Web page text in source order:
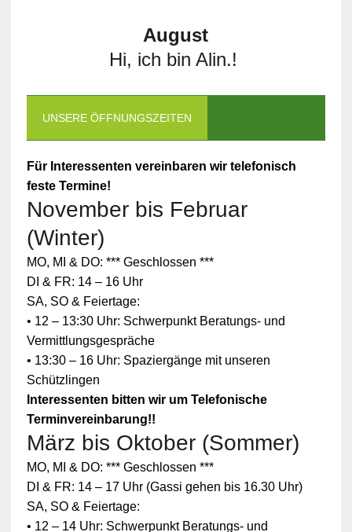
August
Hi, ich bin Alin.!
UNSERE ÖFFNUNGSZEITEN
Für Interessenten vereinbaren wir telefonisch
feste Termine!
November bis Februar
(Winter)
MO, MI & DO: *** Geschlossen ***
DI & FR: 14 – 16 Uhr
SA, SO & Feiertage:
• 12 – 13:30 Uhr: Schwerpunkt Beratungs- und
Vermittlungsgespräche
• 13:30 – 16 Uhr: Spaziergänge mit unseren
Schützlingen
Interessenten bitten wir um Telefonische
Terminvereinbarung!!
März bis Oktober (Sommer)
MO, MI & DO: *** Geschlossen ***
DI & FR: 14 – 17 Uhr (Gassi gehen bis 16.30 Uhr)
SA, SO & Feiertage:
• 12 – 14 Uhr: Schwerpunkt Beratungs- und
Zum
Schutz
Ihrer
persönlic
hen
Daten ist